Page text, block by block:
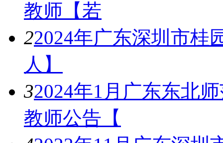
教师【若
22024年广东深圳市桂
人】
32024年1月广东东北
教师公告【